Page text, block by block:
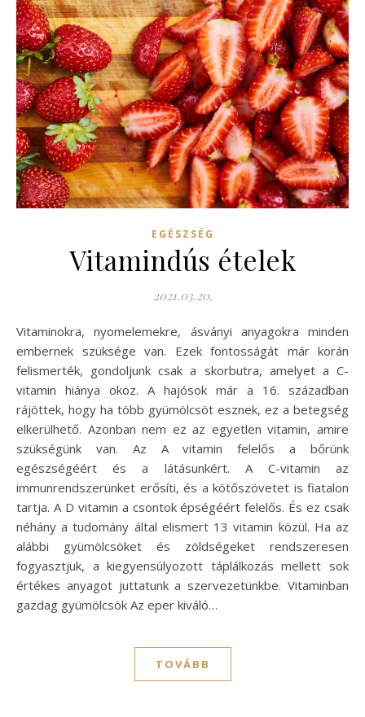
EGÉSZSÉG
Vitamindús ételek
2021.03.20.
Vitaminokra, nyomelemekre, ásványi anyagokra minden
embernek szüksége van. Ezek fontosságát már korán
felismerték, gondoljunk csak a skorbutra, amelyet a C-
vitamin hiánya okoz. A hajósok már a 16. században
rájöttek, hogy ha több gyümölcsöt esznek, ez a betegség
elkerülhető. Azonban nem ez az egyetlen vitamin, amire
szükségünk van. Az A vitamin felelős a bőrünk
egészségéért és a látásunkért. A C-vitamin az
immunrendszerünket erősíti, és a kötőszövetet is fiatalon
tartja. A D vitamin a csontok épségéért felelős. És ez csak
néhány a tudomány által elismert 13 vitamin közül. Ha az
alábbi gyümölcsöket és zöldségeket rendszeresen
fogyasztjuk, a kiegyensúlyozott táplálkozás mellett sok
értékes anyagot juttatunk a szervezetünkbe. Vitaminban
gazdag gyümölcsök Az eper kiváló…
TOVÁBB